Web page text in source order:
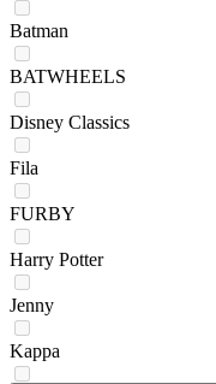
Batman
BATWHEELS
Disney Classics
Fila
FURBY
Harry Potter
Jenny
Kappa